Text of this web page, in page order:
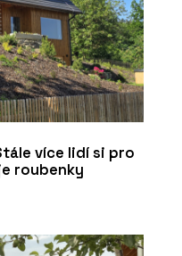
více lidí si pro
roubenky